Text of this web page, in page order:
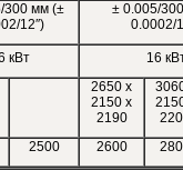
300 мм (±
12″)
± 0.005/
0.0002/
кВт 16
2650 x
2150 x
2190
2500 2600